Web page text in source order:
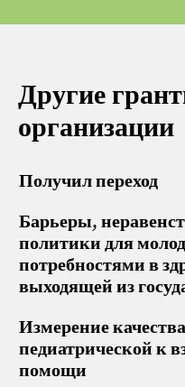
Другие
организации
Получил переход
Барьеры,
политики для
потребностями в
выходящей из
Измерение
педиатрической к
помощи